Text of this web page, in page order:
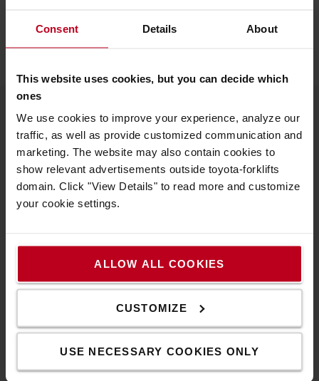
Consent Details About
This website uses cookies, but you can decide which
ones
We use cookies to improve your experience, analyze our
traffic, as well as provide customized communication and
marketing. The website may also contain cookies to
show relevant advertisements outside toyota-forklifts
domain. Click "View Details" to read more and customize
your cookie settings.
ALLOW ALL COOKIES
CUSTOMIZE
USE NECESSARY COOKIES ONLY
A Toyotáról
Kik vagyunk mi
Miért vásároljunk Toyotát
Fenntarthatóság
Innováció
Hogyan vásároljak